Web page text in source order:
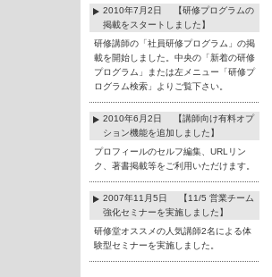
2010年7月2日 【研修プログラムの
掲載をスタートしました】
研修講師の「社員研修プログラム」の掲
載を開始しました。中央の「新着の研修
プログラム」または左メニュー「研修プ
ログラム検索」よりご覧下さい。
2010年6月2日 【講師向け有料オプ
ション機能を追加しました】
プロフィールのセルフ編集、URLリン
ク、著書掲載等をご利用いただけます。
2007年11月5日 【11/5 営業チーム
強化セミナーを実施しました】
研修堂オススメの人気講師2名による体
験型セミナーを実施しました。